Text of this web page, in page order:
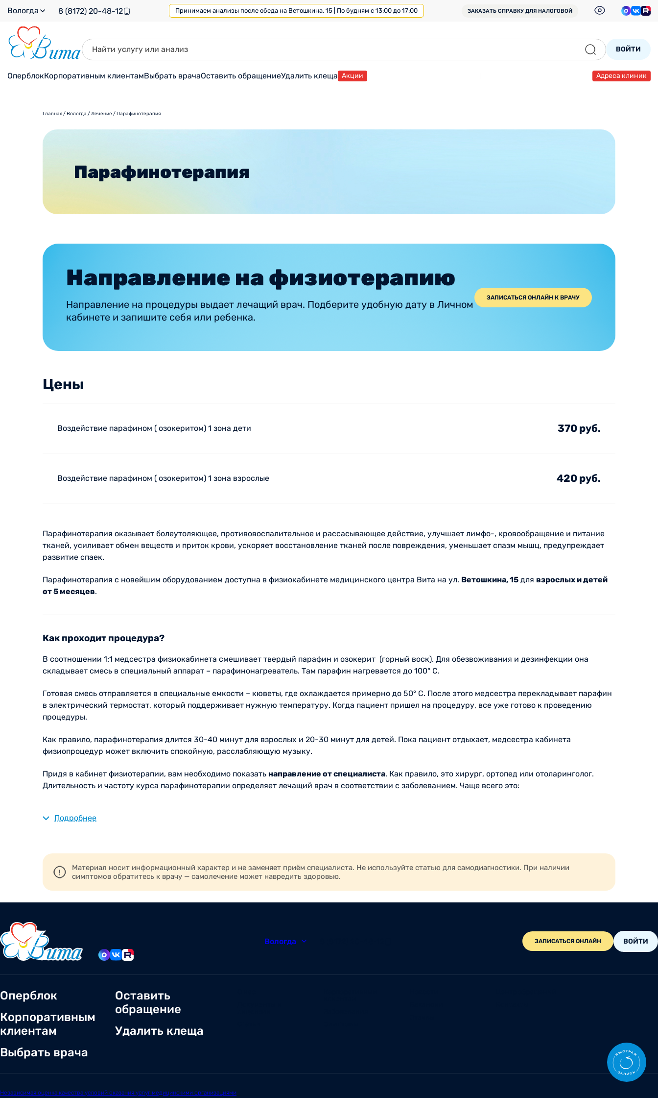
Вологда 8 (8172) 20-48-12 Принимаем анализы после обеда на Ветошкина, 15 | По будням с 13:00 до 17:00 ЗАКАЗАТЬ СПРАВКУ ДЛЯ НАЛОГОВОЙ
ВОЙТИ
ОперблокКорпоративным клиентамВыбрать врачаОставить обращениеУдалить клеща Акции Адреса клиник
Главная/Вологда /Лечение /Парафинотерапия
Парафинотерапия
Направление на физиотерапию
Направление на процедуры выдает лечащий врач. Подберите удобную дату в Личном
кабинете и запишите себя или ребенка.
ЗАПИСАТЬСЯ ОНЛАЙН К ВРАЧУ
Цены
Воздействие парафином ( озокеритом) 1 зона дети 370 руб.
Воздействие парафином ( озокеритом) 1 зона взрослые 420 руб.
Парафинотерапия оказывает болеутоляющее, противовоспалительное и рассасывающее действие, улучшает лимфо-, кровообращение и питание
тканей, усиливает обмен веществ и приток крови, ускоряет восстановление тканей после повреждения, уменьшает спазм мышц, предупреждает
развитие спаек.
Парафинотерапия с новейшим оборудованием доступна в физиокабинете медицинского центра Вита на ул. Ветошкина, 15 для взрослых и детей
от 5 месяцев.
Как проходит процедура?
В соотношении 1:1 медсестра физиокабинета смешивает твердый парафин и озокерит (горный воск). Для обезвоживания и дезинфекции она
складывает смесь в специальный аппарат – парафинонагреватель. Там парафин нагревается до 100° C.
Готовая смесь отправляется в специальные емкости – кюветы, где охлаждается примерно до 50° C. После этого медсестра перекладывает парафин
в электрический термостат, который поддерживает нужную температуру. Когда пациент пришел на процедуру, все уже готово к проведению
процедуры.
Как правило, парафинотерапия длится 30-40 минут для взрослых и 20-30 минут для детей. Пока пациент отдыхает, медсестра кабинета
физиопроцедур может включить спокойную, расслабляющую музыку.
Придя в кабинет физиотерапии, вам необходимо показать направление от специалиста. Как правило, это хирург, ортопед или отоларинголог.
Длительность и частоту курса парафинотерапии определяет лечащий врач в соответствии с заболеванием. Чаще всего это:
заболевания нервной системы, которые сопровождаются болями;
ОРВИ, бронхиты, трахеиты и пневмонии в стадии выздоровления;
Подробнее
Материал носит информационный характер и не заменяет приём специалиста. Не используйте статью для самодиагностики. При наличии
симптомов обратитесь к врачу — самолечение может навредить здоровью.
Вологда ЗАПИСАТЬСЯ ОНЛАЙН ВОЙТИ
Оперблок
Корпоративным
клиентам
Выбрать врача
Оставить
обращение
Удалить клеща
Независимая оценка качества условий оказания услуг медицинскими организациями